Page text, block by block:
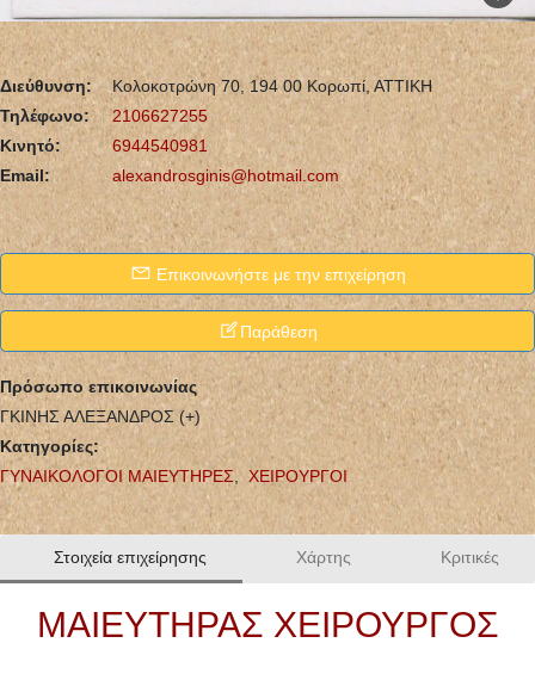
Διεύθυνση:
Κολοκοτρώνη 70, 194 00 Κορωπί, ΑΤΤΙΚΗ
Τηλέφωνο:
2106627255
Κινητό:
6944540981
Email:
alexandrosginis@hotmail.com
Επικοινωνήστε με την επιχείρηση
Παράθεση
Πρόσωπο επικοινωνίας
ΓΚΙΝΗΣ ΑΛΕΞΑΝΔΡΟΣ (+)
Κατηγορίες:
ΓΥΝΑΙΚΟΛΟΓΟΙ ΜΑΙΕΥΤΗΡΕΣ, ΧΕΙΡΟΥΡΓΟΙ
Στοιχεία επιχείρησης Χάρτης Κριτικές
ΜΑΙΕΥΤΗΡΑΣ ΧΕΙΡΟΥΡΓΟΣ